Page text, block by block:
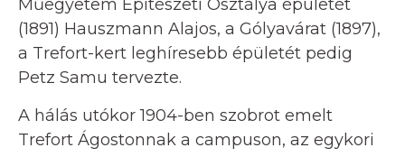
Műegyetem Építészeti Osztálya épületét
(1891) Hauszmann Alajos, a Gólyavárat (1897),
a Trefort-kert leghíresebb épületét pedig
Petz Samu tervezte.
A hálás utókor 1904-ben szobrot emelt
Trefort Ágostonnak a campuson, az egykori